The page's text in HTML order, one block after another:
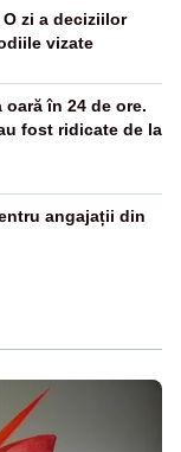
zi a deciziilor
vizate
în 24 de ore.
fost ridicate de la
angajații din